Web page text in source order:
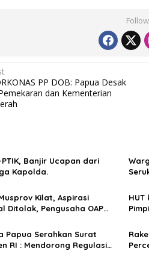
PP DOB: Papua Desak
dan Kementerian
Banjir Ucapan dari
Kapolda.
Kilat, Aspirasi
Ditolak, Pengusaha OAP
Papua Serahkan Surat
RI : Mendorong Regulasi